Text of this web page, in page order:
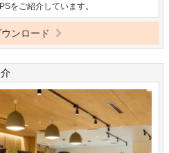
をご紹介しています。
ンロード